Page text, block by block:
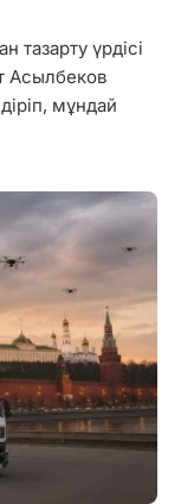
тазарту үрдісі
Асылбеков
мұндай